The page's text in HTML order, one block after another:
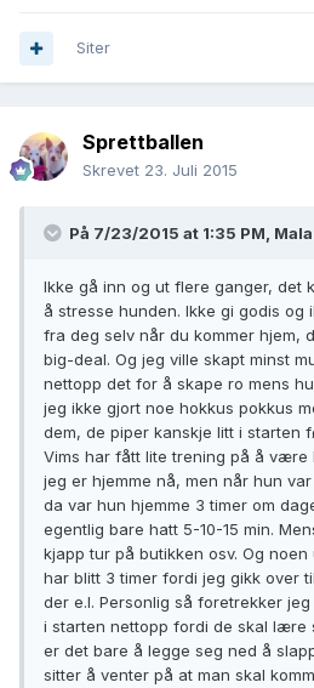
Siter
Sprettballen
Skrevet 23. Juli 2015
På 7/23/2015 at 1:35 PM,
Ikke gå inn og ut flere ganger, det
å stresse hunden. Ikke gi godis og
fra deg selv når du kommer hjem,
big-deal. Og jeg ville skapt minst
nettopp det for å skape ro mens
jeg ikke gjort noe hokkus pokkus
dem, de piper kanskje litt i starten
Vims har fått lite trening på å være
jeg er hjemme nå, men når hun
da var hun hjemme 3 timer om
egentlig bare hatt 5-10-15 min.
kjapp tur på butikken osv. Og
har blitt 3 timer fordi jeg gikk over
der e.l. Personlig så foretrekker
i starten nettopp fordi de skal lære
er det bare å legge seg ned å
sitter å venter på at man skal